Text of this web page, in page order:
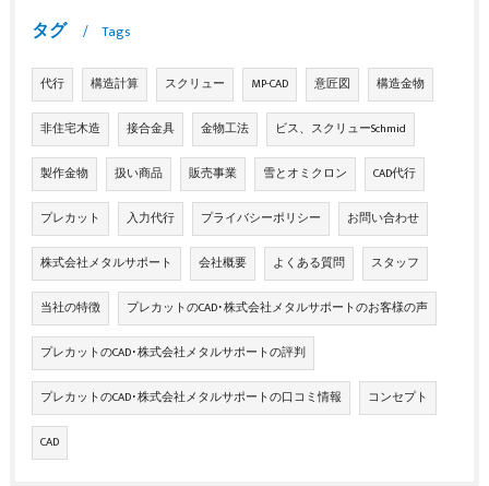
タグ Tags
代行 構造計算 スクリュー MP-CAD 意匠図 構造金物
非住宅木造 接合金具 金物工法 ビス、スクリューSchmid
製作金物 扱い商品 販売事業 雪とオミクロン CAD代行
プレカット 入力代行 プライバシーポリシー お問い合わせ
株式会社メタルサポート 会社概要 よくある質問 スタッフ
当社の特徴 プレカットのCAD･株式会社メタルサポートのお客様の声
プレカットのCAD･株式会社メタルサポートの評判
プレカットのCAD･株式会社メタルサポートの口コミ情報 コンセプト
CAD